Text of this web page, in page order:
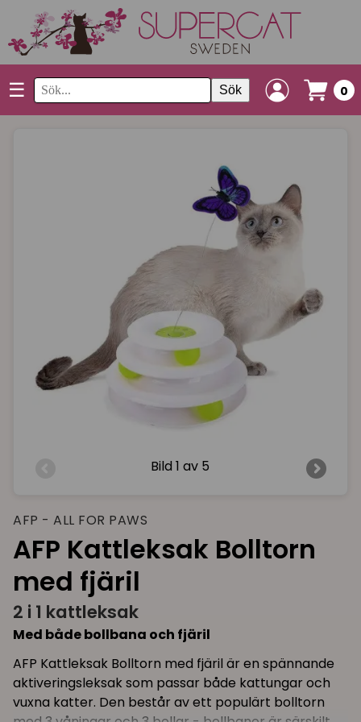
☰ Sök 0
Bild1 av 5
AFP - ALL FOR PAWS
AFP Kattleksak Bolltorn
med fjäril
2 i 1 kattleksak
Med både bollbana och fjäril
AFP Kattleksak Bolltorn med fjäril är en spännande
aktiveringsleksak som passar både kattungar och
vuxna katter. Den består av ett populärt bolltorn